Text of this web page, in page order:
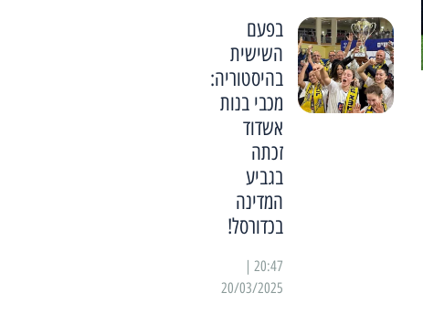
בפעם
השישית
בהיסטוריה:
מכבי בנות
אשדוד
זכתה
בגביע
המדינה
בכדורסל!
20/03/2025